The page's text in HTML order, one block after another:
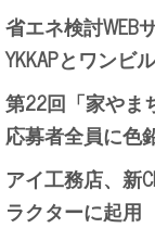
省エネ検討WEB
YKKAPとワンビ
第22回「家やま
応募者全員に色
アイ工務店、新
ラクターに起用